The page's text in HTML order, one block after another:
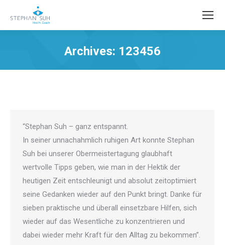
Archives: 123456
“Stephan Suh – ganz entspannt.
In seiner unnachahmlich ruhigen Art konnte Stephan
Suh bei unserer Obermeistertagung glaubhaft
wertvolle Tipps geben, wie man in der Hektik der
heutigen Zeit entschleunigt und absolut zeitoptimiert
seine Gedanken wieder auf den Punkt bringt. Danke für
sieben praktische und überall einsetzbare Hilfen, sich
wieder auf das Wesentliche zu konzentrieren und
dabei wieder mehr Kraft für den Alltag zu bekommen”.